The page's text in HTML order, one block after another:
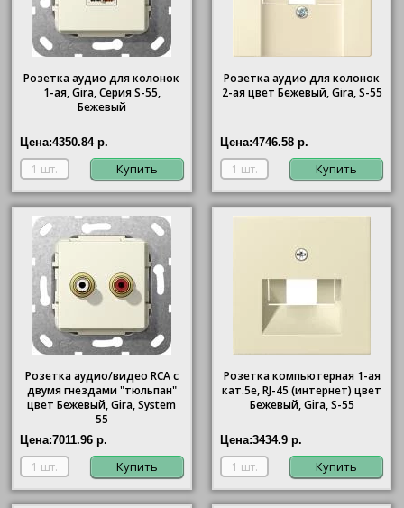
Розетка аудио для колонок
1-ая, Gira, Серия S-55,
Бежевый
Цена:4350.84 р.
Купить
Розетка аудио для колонок
2-ая цвет Бежевый, Gira, S-55
Цена:4746.58 р.
Купить
Розетка аудио/видео RCA с
двумя гнездами "тюльпан"
цвет Бежевый, Gira, System
55
Цена:7011.96 р.
Купить
Розетка компьютерная 1-ая
кат.5е, RJ-45 (интернет) цвет
Бежевый, Gira, S-55
Цена:3434.9 р.
Купить